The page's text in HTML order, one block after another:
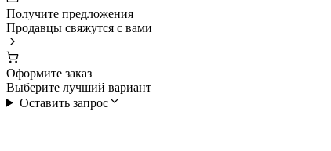
Получите предложения
Продавцы свяжутся с вами
Оформите заказ
Выберите лучший вариант
Оставить запрос